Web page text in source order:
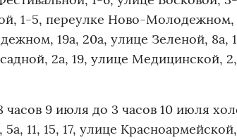
1-5, переулке Ново-Молодежном,
19а, 20а, улице Зеленой, 8а,
2а, 19, улице Медицинской,
часов 9 июля до 3 часов 10 июля
11, 15, 17, улице Красноармейской,